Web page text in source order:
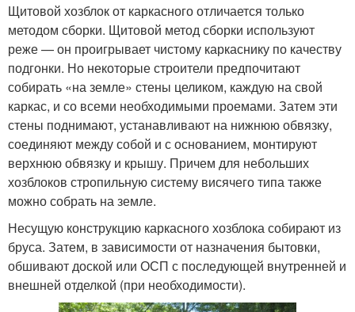
Щитовой хозблок от каркасного отличается только
методом сборки. Щитовой метод сборки используют
реже — он проигрывает чистому каркаснику по качеству
подгонки. Но некоторые строители предпочитают
собирать «на земле» стены целиком, каждую на свой
каркас, и со всеми необходимыми проемами. Затем эти
стены поднимают, устанавливают на нижнюю обвязку,
соединяют между собой и с основанием, монтируют
верхнюю обвязку и крышу. Причем для небольших
хозблоков стропильную систему висячего типа также
можно собрать на земле.
Несущую конструкцию каркасного хозблока собирают из
бруса. Затем, в зависимости от назначения бытовки,
обшивают доской или ОСП с последующей внутренней и
внешней отделкой (при необходимости).